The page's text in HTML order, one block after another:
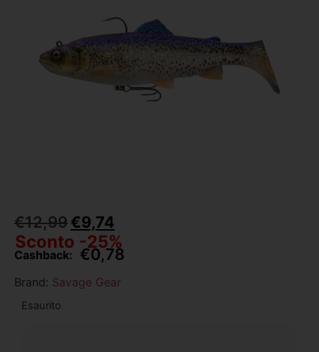
€12,99€9,74
Sconto -25%
Cashback: €0,78
Brand: Savage Gear
Esaurito